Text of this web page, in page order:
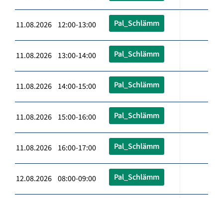
11.08.2026 12:00-13:00 Pal_Schlämm
11.08.2026 13:00-14:00 Pal_Schlämm
11.08.2026 14:00-15:00 Pal_Schlämm
11.08.2026 15:00-16:00 Pal_Schlämm
11.08.2026 16:00-17:00 Pal_Schlämm
12.08.2026 08:00-09:00 Pal_Schlämm